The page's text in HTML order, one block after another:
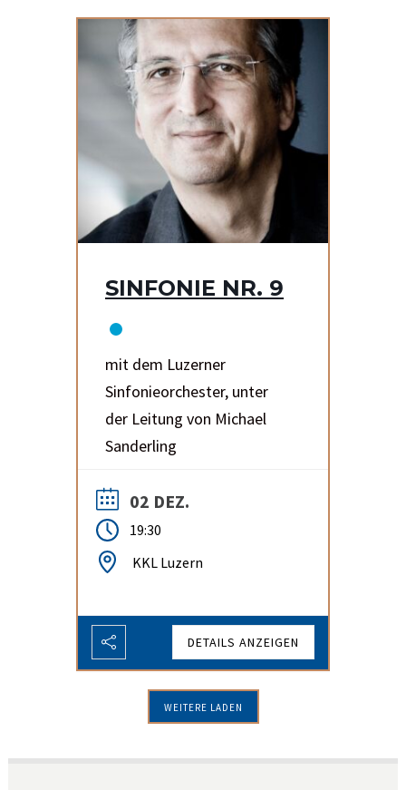
SINFONIE NR. 9
mit dem Luzerner
Sinfonieorchester, unter
der Leitung von Michael
Sanderling
02 DEZ.
19:30
KKL Luzern
DETAILS ANZEIGEN
WEITERE LADEN